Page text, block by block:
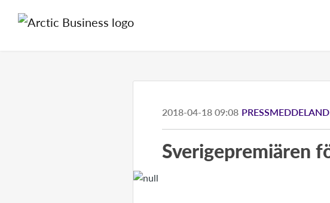
2018-04-18 09:08
​Sverigepremiären